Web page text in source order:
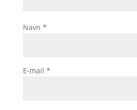
Navn *
E-mail *